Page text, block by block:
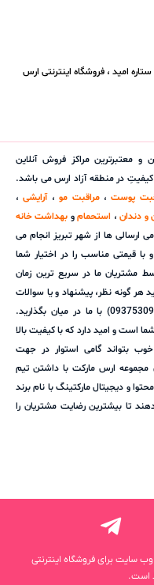
امید ، فروشگاه اینترنتی ارس
و معتبرترین مراکز فروش آنلاین
در منطقه آزاد ارس می باشد.
پوست،مراقبت مو،آرایشی،
دندان، استحمامو بهداشت خانه
ارسالی ها از شهر تبریز انجام می
قیمتی مناسب را در اختیار شما
مشتریان ما در سریع ترین زمان
گونه نظر، پیشنهاد و یا سوالات
خود را از طریق پشتیبانی آنلاین مجموعه (09375309238) با ما در میان بگذارید.
است و امید دارد که با کیفیت بالا
بتواند گامی استوار در جهت
مجموعه ارس مارکت با داشتن تیم
و دیجیتال مارکتینگ با نام برند
تا بیشترین رضایت مشتریان را
حقوق این وب سایت برای فروشگاه اینترنتی
است.